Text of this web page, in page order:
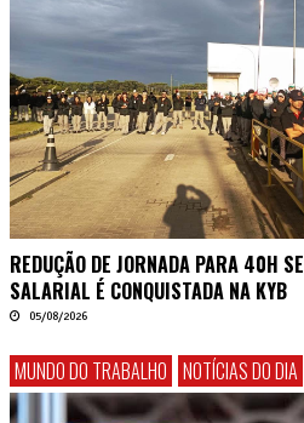
REDUÇÃO DE JORNADA PARA 40H
SALARIAL É CONQUISTADA NA KYB
05/08/2026
MUNDO DO TRABALHO NOTÍCIAS DO DIA